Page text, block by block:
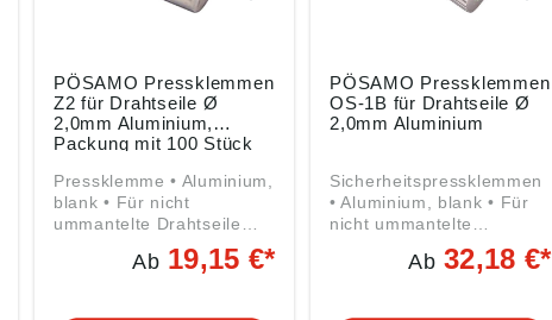
PÖSAMO Pressklemmen
Z2 für Drahtseile Ø
2,0mm Aluminium,
Packung mit 100 Stück
Pressklemme • Aluminium,
blank • Für nicht
ummantelte Drahtseile
von 1,5 bis 5,0 mm
Angaben gemäß
Ab 19,15 €*
PÖSAMO Pressklemmen
OS-1B für Drahtseile Ø
2,0mm Aluminium
Sicherheitspressklemmen
• Aluminium, blank • Für
nicht ummantelte
Drahtseile von 1,5 mm bis
Ab32,18 €*